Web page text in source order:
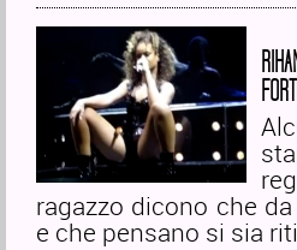
ragazzo dicono che
e che pensano si sia